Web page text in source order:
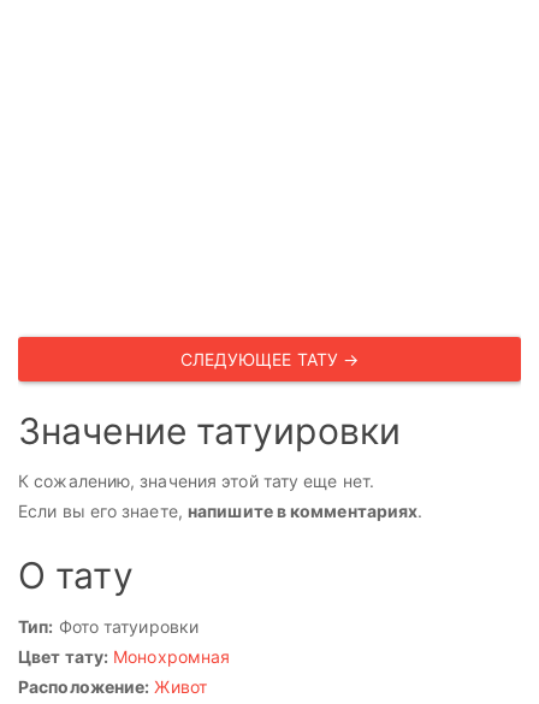
СЛЕДУЮЩЕЕ ТАТУ →
Значение татуировки
К сожалению, значения этой тату еще нет.
Если вы его знаете, напишите в комментариях.
О тату
Тип: Фото татуировки
Цвет тату: Монохромная
Расположение: Живот